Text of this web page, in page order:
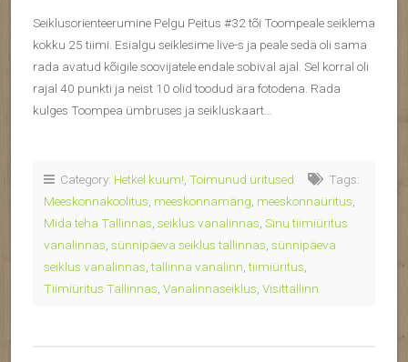
Seiklusorienteerumine Pelgu Peitus #32 tõi Toompeale seiklema
kokku 25 tiimi. Esialgu seiklesime live-s ja peale seda oli sama
rada avatud kõigile soovijatele endale sobival ajal. Sel korral oli
rajal 40 punkti ja neist 10 olid toodud ära fotodena. Rada
kulges Toompea ümbruses ja seikluskaart…
Category: Hetkel kuum! Toimunud üritused
Tags:
Meeskonnakoolitus meeskonnamäng meeskonnaüritus
Mida teha Tallinnas seiklus vanalinnas Sinu tiimiüritus
vanalinnas sünnipäeva seiklus tallinnas sünnipäeva
seiklus vanalinnas ,tallinna vanalinn ,tiimiüritus
Tiimiüritus Tallinnas Vanalinnaseiklus Visittallinn